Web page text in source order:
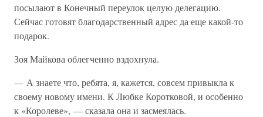
посылают в Конечный переулок целую делегацию.
Сейчас готовят благодарственный адрес да еще какой-то
подарок.
Зоя Майкова облегченно вздохнула.
— А знаете что, ребята, я, кажется, совсем привыкла к
своему новому имени. К Любке Коротковой, и особенно
к «Королеве», — сказала она и засмеялась.